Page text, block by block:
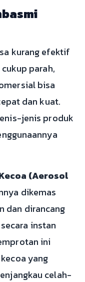
kurang efektif
parah,
bisa
dan kuat.
jenis produk
(Aerosol
dikemas
dan dirancang
instan
ini
yang
celah-